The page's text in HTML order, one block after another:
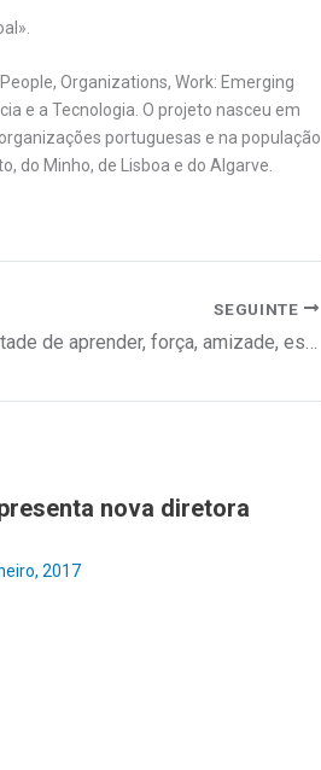
Organizations, Work: Emerging
e a Tecnologia. O projeto nasceu em
portuguesas e na população
do Minho, de Lisboa e do Algarve.
SEGUINTE
Vontade de aprender, força, amizade, espírito lutador e companheirismo
nova diretora
2017